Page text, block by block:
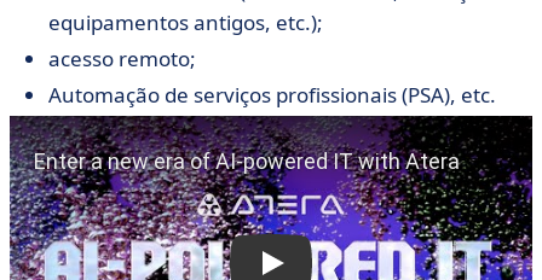
equipamentos antigos, etc.);
acesso remoto;
Automação de serviços profissionais (PSA), etc.